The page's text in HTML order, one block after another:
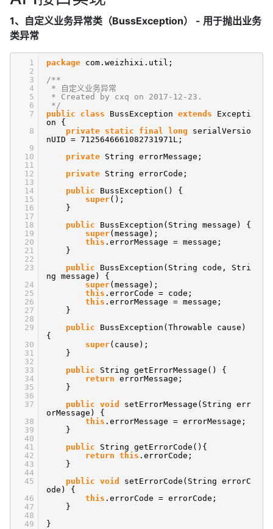
1、自定义业务异常类（BussException） - 用于抛出业务
类异常
1
2
3
4
5
6
7
8
9
10
11
12
13
14
15
16
17
18
19
20
21
22
23
24
25
26
27
28
29
30
31
32
33
34
35
36
37
38
39
40
41
42
43
44
45
46
47
48
49
package com.weizhixi.util;
/**
* 自定义业务异常
* Created by cxq on 2017-12-23.
*/
public
class BussException extends
Excepti
on {
private static final long
serialVersio
nUID = 7125646661082731971L;
private String errorMessage;
private String errorCode;
public
BussException() {
super();
}
public
BussException(String message) {
super(message);
this .errorMessage = message;
}
public
BussException(String code, Stri
ng message) {
super(message);
this .errorCode = code;
this .errorMessage = message;
}
public
BussException(Throwable cause)
{
super(cause);
}
public
String getErrorMessage() {
return errorMessage;
}
public void
setErrorMessage(String err
orMessage) {
this .errorMessage = errorMessage;
}
public
String getErrorCode(){
return this .errorCode;
}
public void
setErrorCode(String errorC
ode) {
this .errorCode = errorCode;
}
}